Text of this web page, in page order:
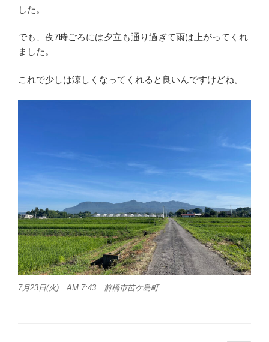
した。
でも、夜7時ごろには夕立も通り過ぎて雨は上がってくれ
ました。
これで少しは涼しくなってくれると良いんですけどね。
7月23日(火) AM 7:43 前橋市苗ケ島町